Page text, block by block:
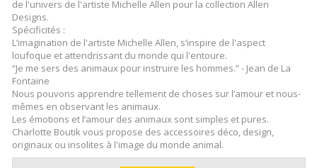
de l'univers de l'artiste Michelle Allen pour la collection Allen
Designs.
Spécificités :
L’imagination de l'artiste Michelle Allen, s’inspire de l'aspect
loufoque et attendrissant du monde qui l'entoure.
“Je me sers des animaux pour instruire les hommes.” - Jean de La
Fontaine
Nous pouvons apprendre tellement de choses sur l’amour et nous-
mêmes en observant les animaux.
Les émotions et l’amour des animaux sont simples et pures.
Charlotte Boutik vous propose des accessoires déco, design,
originaux ou insolites à l'image du monde animal.